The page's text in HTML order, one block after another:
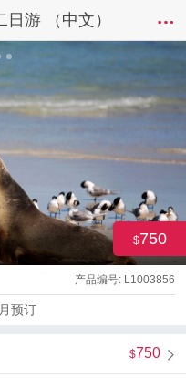
游 （中文）
750
产品编号: L1003856
预订
750